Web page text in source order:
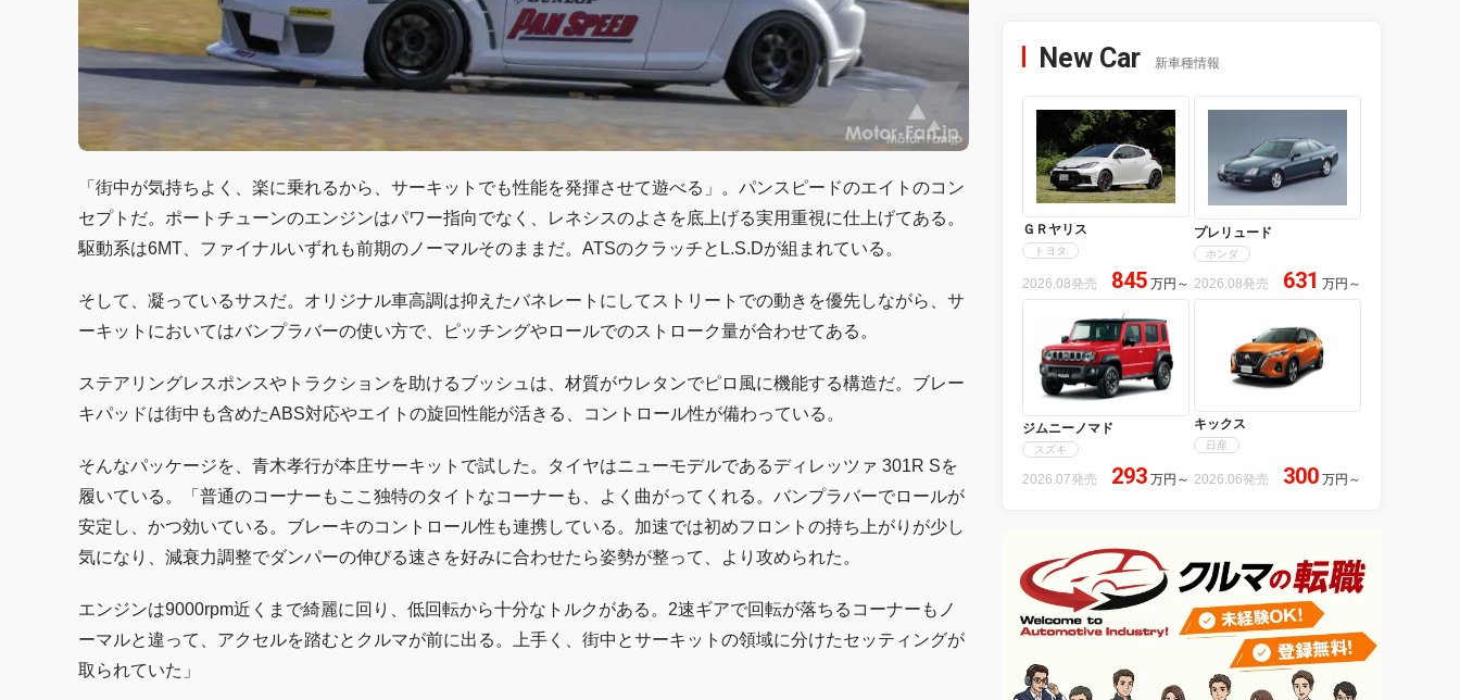
「街中が気持ちよく、楽に乗れるから、サーキットでも性能を発揮させて遊べる」。パンスピードのエイトのコン
セプトだ。ポートチューンのエンジンはパワー指向でなく、レネシスのよさを底上げる実用重視に仕上げてある。
駆動系は6MT、ファイナルいずれも前期のノーマルそのままだ。ATSのクラッチとL.S.Dが組まれている。
そして、凝っているサスだ。オリジナル車高調は抑えたバネレートにしてストリートでの動きを優先しながら、サ
ーキットにおいてはバンプラバーの使い方で、ピッチングやロールでのストローク量が合わせてある。
ステアリングレスポンスやトラクションを助けるブッシュは、材質がウレタンでピロ風に機能する構造だ。ブレー
キパッドは街中も含めたABS対応やエイトの旋回性能が活きる、コントロール性が備わっている。
そんなパッケージを、青木孝行が本庄サーキットで試した。タイヤはニューモデルであるディレッツァ 301R Sを
履いている。「普通のコーナーもここ独特のタイトなコーナーも、よく曲がってくれる。バンプラバーでロールが
安定し、かつ効いている。ブレーキのコントロール性も連携している。加速では初めフロントの持ち上がりが少し
気になり、減衰力調整でダンパーの伸びる速さを好みに合わせたら姿勢が整って、より攻められた。
エンジンは9000rpm近くまで綺麗に回り、低回転から十分なトルクがある。2速ギアで回転が落ちるコーナーもノ
ーマルと違って、アクセルを踏むとクルマが前に出る。上手く、街中とサーキットの領域に分けたセッティングが
取られていた」
New Car 新車種情報
ＧＲヤリス
トヨタ
2026.08発売 845 万円 ～
プレリュード
ホンダ
2026.08発売 631 万円 ～
ジムニーノマド
スズキ
2026.07発売 293 万円 ～
キックス
日産
2026.06発売 300 万円 ～